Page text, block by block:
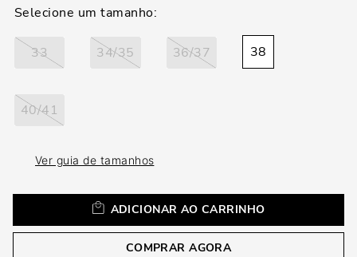
33 34/35 36/37 38
40/41
Ver guia de tamanhos
ADICIONAR AO CARRINHO
COMPRAR AGORA